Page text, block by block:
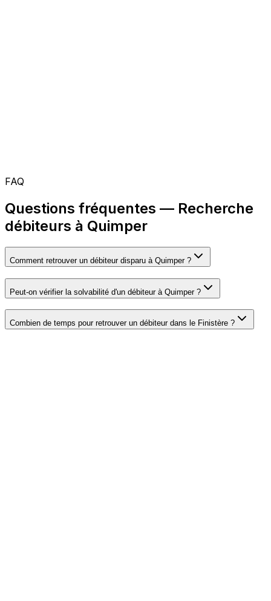
FAQ
Questions fréquentes — Recherche
débiteurs à Quimper
Comment retrouver un débiteur disparu à Quimper ?
Peut-on vérifier la solvabilité d'un débiteur à Quimper ?
Combien de temps pour retrouver un débiteur dans le Finistère ?